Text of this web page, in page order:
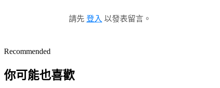
請先 登入 以發表留言。
Recommended
你可能也喜歡